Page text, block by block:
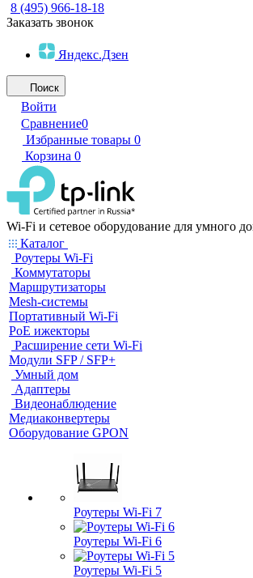
8 (495) 966-18-18
Заказать звонок
Яндекс.Дзен
Поиск
Войти
Сравнение0
Избранные товары 0
Корзина 0
Wi-Fi и сетевое оборудование для умного
Каталог
Роутеры Wi-Fi
Коммутаторы
Маршрутизаторы
Mesh-системы
Портативный Wi-Fi
PoE ижекторы
Расширение сети Wi‑Fi
Модули SFP / SFP+
Умный дом
Адаптеры
Видеонаблюдение
Медиаконвертеры
Оборудование GPON
Роутеры Wi-Fi 7
Роутеры Wi-Fi 6
Роутеры Wi-Fi 5